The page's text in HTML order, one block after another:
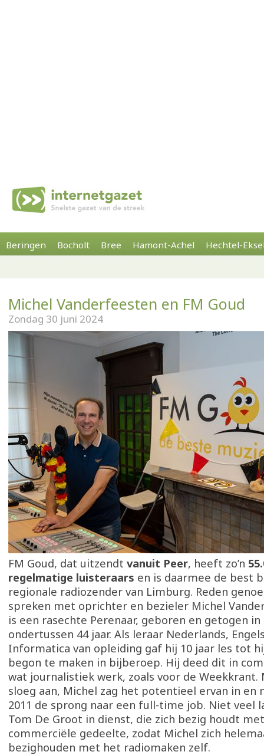
Beringen Bocholt Bree Hamont-Achel Hechtel-
Michel Vanderfeesten en FM Goud
Zondag 30 juni 2024
FM Goud, dat uitzendt vanuit Peer, heeft zo’n
regelmatige luisteraars en is daarmee de best
regionale radiozender van Limburg. Reden
spreken met oprichter en bezieler Michel
is een rasechte Perenaar, geboren en getogen in
ondertussen 44 jaar. Als leraar Nederlands,
Informatica van opleiding gaf hij 10 jaar les tot hij
begon te maken in bijberoep. Hij deed dit in
wat journalistiek werk, zoals voor de Weekkrant.
sloeg aan, Michel zag het potentieel ervan in en
2011 de sprong naar een full-time job. Niet veel
Tom De Groot in dienst, die zich bezig houdt
commerciële gedeelte, zodat Michel zich
bezighouden met het radiomaken zelf.